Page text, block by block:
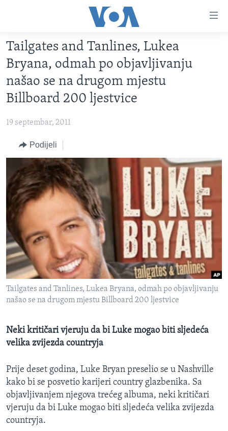
glavni
sadržaj
Pređi
na
glavnu
Idi
pretragu
TV PROGRAM
VIDEO
FOTOGRAFIJE DANA
SJEDINJENE AMERIČKE DRŽAVE
BOSNA I HERCEGOVINA
SVIJET
NAUKA I TEHNOLOGIJA
SPECIJALNI PROJEKTI
KORUPCIJA
SLOBODA MEDIJA
ŽENSKA STRANA
IZBJEGLIČKA STRANA
MAGAZIN
O GLASU AMERIKE
Learning English
Tailgates and Tanlines, Lukea
Bryana, odmah po objavljivanju
našao se na drugom mjestu
Billboard 200 ljestvice
19 septembar, 2011
Podijeli
Tailgates and Tanlines, Lukea Bryana, odmah po objavljivanju
našao se na drugom mjestu Billboard 200 ljestvice
Neki kritičari vjeruju da bi Luke mogao biti sljedeća
velika zvijezda countryja
Prije deset godina, Luke Bryan preselio se u Nashville
kako bi se posvetio karijeri country glazbenika. Sa
objavljivanjem njegova trećeg albuma, neki kritičari
vjeruju da bi Luke mogao biti sljedeća velika zvijezda
countryja.